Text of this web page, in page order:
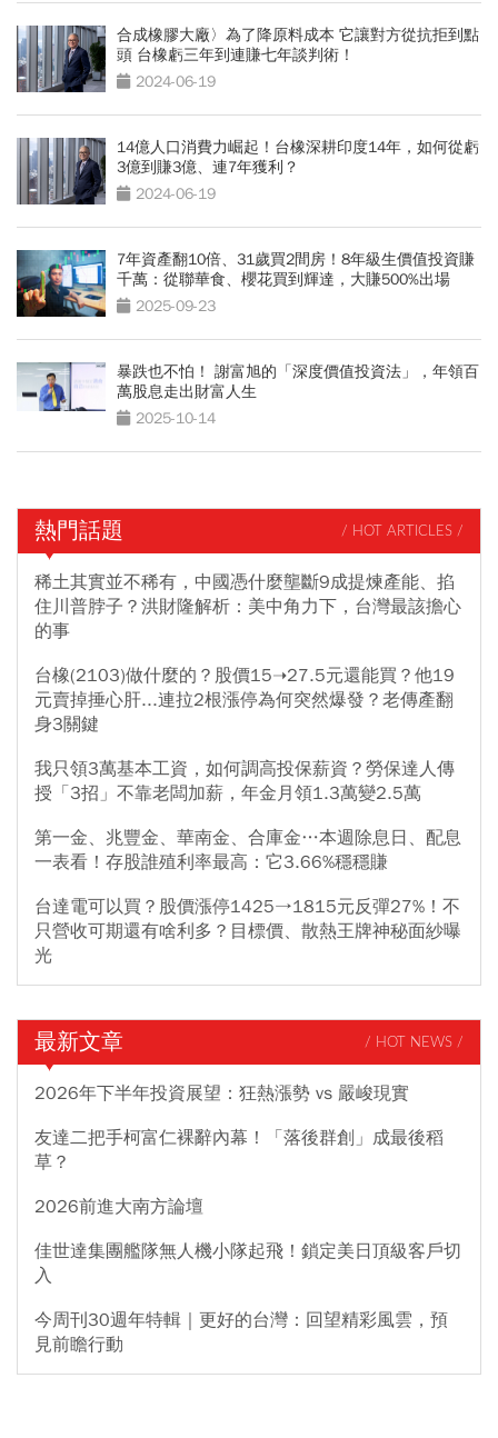
合成橡膠大廠〉為了降原料成本 它讓對方從抗拒到點
頭 台橡虧三年到連賺七年談判術！
2024-06-19
14億人口消費力崛起！台橡深耕印度14年，如何從虧
3億到賺3億、連7年獲利？
2024-06-19
7年資產翻10倍、31歲買2間房！8年級生價值投資賺
千萬：從聯華食、櫻花買到輝達，大賺500%出場
2025-09-23
暴跌也不怕！ 謝富旭的「深度價值投資法」，年領百
萬股息走出財富人生
2025-10-14
熱門話題 / HOT ARTICLES /
稀土其實並不稀有，中國憑什麼壟斷9成提煉產能、掐
住川普脖子？洪財隆解析：美中角力下，台灣最該擔心
的事
台橡(2103)做什麼的？股價15➝27.5元還能買？他19
元賣掉捶心肝...連拉2根漲停為何突然爆發？老傳產翻
身3關鍵
我只領3萬基本工資，如何調高投保薪資？勞保達人傳
授「3招」不靠老闆加薪，年金月領1.3萬變2.5萬
第一金、兆豐金、華南金、合庫金…本週除息日、配息
一表看！存股誰殖利率最高：它3.66%穩穩賺
台達電可以買？股價漲停1425→1815元反彈27%！不
只營收可期還有啥利多？目標價、散熱王牌神秘面紗曝
光
最新文章 / HOT NEWS /
2026年下半年投資展望：狂熱漲勢 vs 嚴峻現實
友達二把手柯富仁裸辭內幕！「落後群創」成最後稻
草？
2026前進大南方論壇
佳世達集團艦隊無人機小隊起飛！鎖定美日頂級客戶切
入
今周刊30週年特輯｜更好的台灣：回望精彩風雲，預
見前瞻行動